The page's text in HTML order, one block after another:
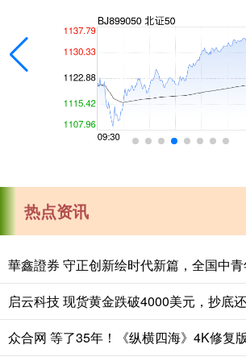
热点资讯
启云科技 现货黄金跌破4000美元，抄底